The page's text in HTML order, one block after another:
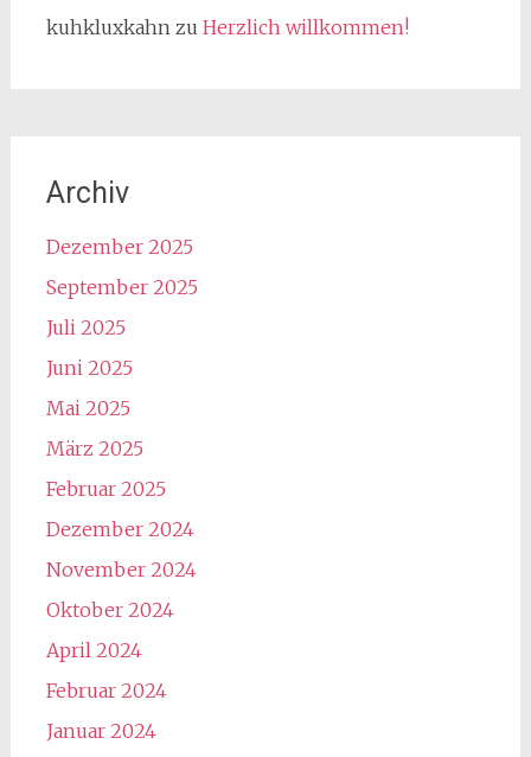
kuhkluxkahn zu Herzlich willkommen!
Archiv
Dezember 2025
September 2025
Juli 2025
Juni 2025
Mai 2025
März 2025
Februar 2025
Dezember 2024
November 2024
Oktober 2024
April 2024
Februar 2024
Januar 2024